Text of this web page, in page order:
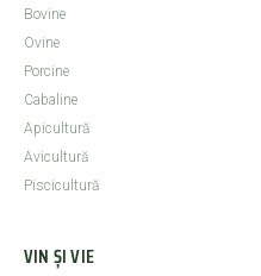
Bovine
Ovine
Porcine
Cabaline
Apicultură
Avicultură
Piscicultură
VIN ȘI VIE